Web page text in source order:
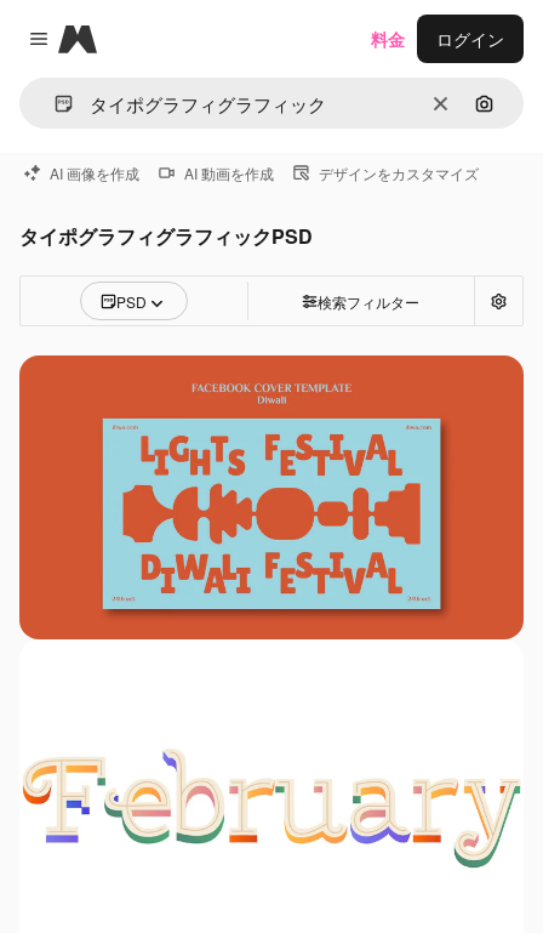
Close menu
Magnific
消去 画像で
料金 ログイン
AI 画像を作成 AI 動画を作成 デザインをカスタマイズ
タイポグラフィグラフィックPSD
PSD 検索フィルター